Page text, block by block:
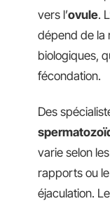
vers l’ovule.
dépend de la
biologiques,
fécondation.
Des
varie selon
rapports ou
éjaculation.